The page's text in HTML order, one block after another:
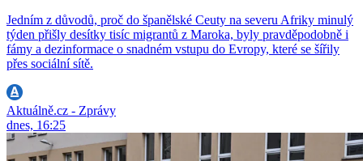
Jedním z důvodů, proč do španělské Ceuty na severu Afriky minulý
týden přišly desítky tisíc migrantů z Maroka, byly pravděpodobně i
fámy a dezinformace o snadném vstupu do Evropy, které se šířily
přes sociální sítě.
Aktuálně.cz - Zprávy
dnes, 16:25